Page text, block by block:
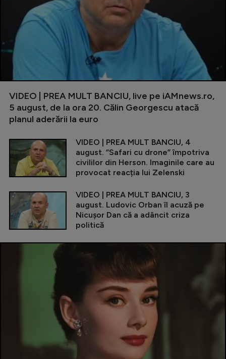
VIDEO | PREA MULT BANCIU, live pe iAMnews.ro,
5 august, de la ora 20. Călin Georgescu atacă
planul aderării la euro
VIDEO | PREA MULT BANCIU, 4
august. ”Safari cu drone” împotriva
civililor din Herson. Imaginile care au
provocat reacția lui Zelenski
VIDEO | PREA MULT BANCIU, 3
august. Ludovic Orban îl acuză pe
Nicușor Dan că a adâncit criza
politică